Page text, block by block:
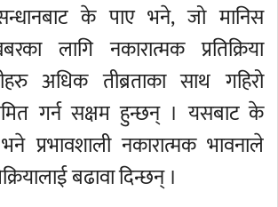
के पाए भने, जो मानिस
लागि नकारात्मक प्रतिक्रिया
अधिक तीब्रताका साथ गहिरो
गर्न सक्षम हुन्छन् । यसबाट के
प्रभावशाली नकारात्मक भावनाले
बढावा दिन्छन् ।